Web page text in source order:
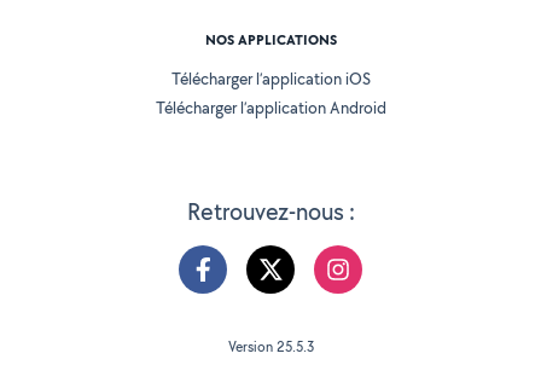
Retrouvez-nous :
NOS APPLICATIONS
Télécharger l’application iOS
Télécharger l’application Android
Version 25.5.3